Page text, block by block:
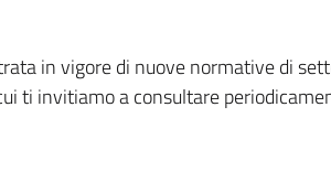
in vigore di nuove normative di
ti invitiamo a consultare